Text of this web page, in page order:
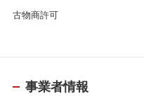
古物商許可
事業者情報